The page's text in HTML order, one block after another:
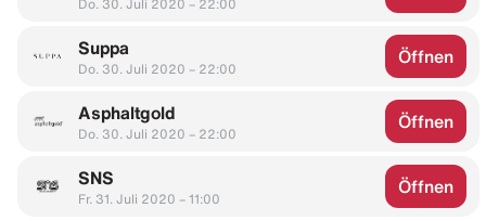
Do. 30. Juli 2020 – 22:00
Suppa
Do. 30. Juli 2020 – 22:00
Öffnen
Asphaltgold
Do. 30. Juli 2020 – 22:00
Öffnen
SNS
Fr. 31. Juli 2020 – 11:00
Öffnen